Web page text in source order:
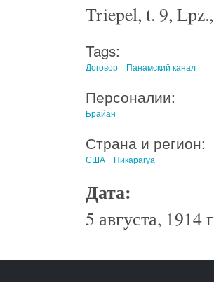
Triepel, t. 9,
Tags:
Договор Панамский канал
Персоналии:
Брайан
Страна и регион:
США Никарагуа
Дата:
5 августа, 1914